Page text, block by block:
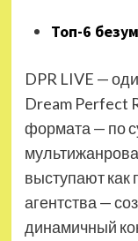
Топ-6
DPR LIVE —
Dream Perfect
формата — по
выступают как
агентства —
динамичный